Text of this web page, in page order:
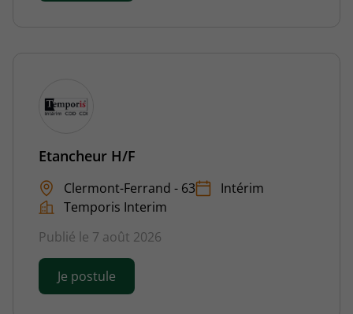
Etancheur H/F
Clermont-Ferrand - 63
Intérim
Temporis Interim
Publié le 7 août 2026
Je postule